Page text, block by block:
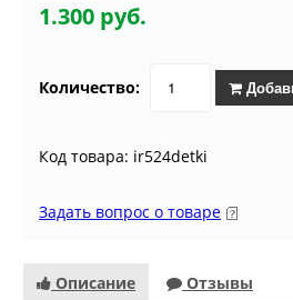
1.300 руб.
Количество:
Код товара: ir524detki
Задать вопрос о товаре
Описание Отзывы